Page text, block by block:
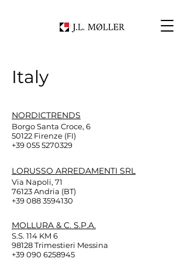
Italy
NORDICTRENDS
Borgo Santa Croce, 6
50122 Firenze (FI)
+39 055 5270329
LORUSSO ARREDAMENTI SRL
Via Napoli, 71
76123 Andria (BT)
+39 088 3594130
MOLLURA & C. S.P.A.
S.S. 114 KM 6
98128 Trimestieri Messina
+39 090 6258945